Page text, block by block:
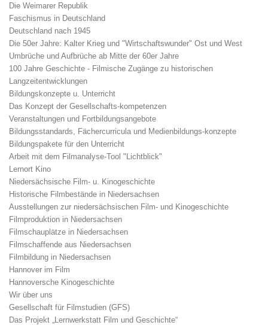
Die Weimarer Republik
Faschismus in Deutschland
Deutschland nach 1945
Die 50er Jahre: Kalter Krieg und "Wirtschaftswunder" Ost und West
Umbrüche und Aufbrüche ab Mitte der 60er Jahre
100 Jahre Geschichte - Filmische Zugänge zu historischen
Langzeitentwicklungen
Bildungskonzepte u. Unterricht
Das Konzept der Gesellschafts-kompetenzen
Veranstaltungen und Fortbildungsangebote
Bildungsstandards, Fächercurricula und Medienbildungs-konzepte
Bildungspakete für den Unterricht
Arbeit mit dem Filmanalyse-Tool "Lichtblick"
Lernort Kino
Niedersächsische Film- u. Kinogeschichte
Historische Filmbestände in Niedersachsen
Ausstellungen zur niedersächsischen Film- und Kinogeschichte
Filmproduktion in Niedersachsen
Filmschauplätze in Niedersachsen
Filmschaffende aus Niedersachsen
Filmbildung in Niedersachsen
Hannover im Film
Hannoversche Kinogeschichte
Wir über uns
Gesellschaft für Filmstudien (GFS)
Das Projekt „Lernwerkstatt Film und Geschichte“